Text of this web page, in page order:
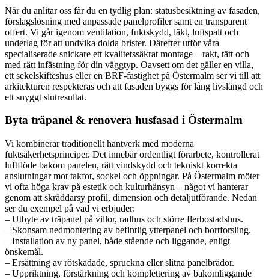
När du anlitar oss får du en tydlig plan: statusbesiktning av fasaden,
förslagslösning med anpassade panelprofiler samt en transparent
offert. Vi går igenom ventilation, fuktskydd, läkt, luftspalt och
underlag för att undvika dolda brister. Därefter utför våra
specialiserade snickare ett kvalitetssäkrat montage – rakt, tätt och
med rätt infästning för din väggtyp. Oavsett om det gäller en villa,
ett sekelskifteshus eller en BRF-fastighet på Östermalm ser vi till att
arkitekturen respekteras och att fasaden byggs för lång livslängd och
ett snyggt slutresultat.
Byta träpanel & renovera husfasad i Östermalm
Vi kombinerar traditionellt hantverk med moderna
fuktsäkerhetsprinciper. Det innebär ordentligt förarbete, kontrollerat
luftflöde bakom panelen, rätt vindskydd och tekniskt korrekta
anslutningar mot takfot, sockel och öppningar. På Östermalm möter
vi ofta höga krav på estetik och kulturhänsyn – något vi hanterar
genom att skräddarsy profil, dimension och detaljutförande. Nedan
ser du exempel på vad vi erbjuder:
– Utbyte av träpanel på villor, radhus och större flerbostadshus.
– Skonsam nedmontering av befintlig ytterpanel och bortforsling.
– Installation av ny panel, både stående och liggande, enligt
önskemål.
– Ersättning av rötskadade, spruckna eller slitna panelbrädor.
– Uppriktning, förstärkning och komplettering av bakomliggande